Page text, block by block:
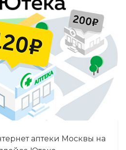
аптеки Москвы на